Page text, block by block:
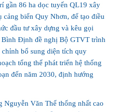
gần 86 ha dọc tuyến QL19 xây
cảng biển Quy Nhơn, để tạo điều
đầu tư xây dựng và kêu gọi
Bình Định đề nghị Bộ GTVT trình
bổ sung diện tích quy
tổng thể phát triển hệ thống
đến năm 2030, định hướng
Nguyễn Văn Thể thống nhất cao